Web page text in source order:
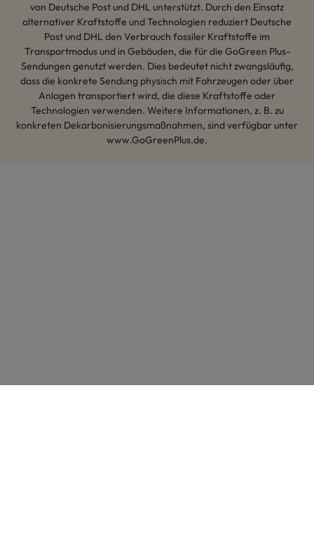
von Deutsche Post und DHL unterstützt. Durch den Einsatz
alternativer Kraftstoffe und Technologien reduziert Deutsche
Post und DHL den Verbrauch fossiler Kraftstoffe im
Transportmodus und in Gebäuden, die für die GoGreen Plus-
Sendungen genutzt werden. Dies bedeutet nicht zwangsläufig,
dass die konkrete Sendung physisch mit Fahrzeugen oder über
Anlagen transportiert wird, die diese Kraftstoffe oder
Technologien verwenden. Weitere Informationen, z. B. zu
konkreten Dekarbonisierungsmaßnahmen, sind verfügbar unter
www.GoGreenPlus.de.